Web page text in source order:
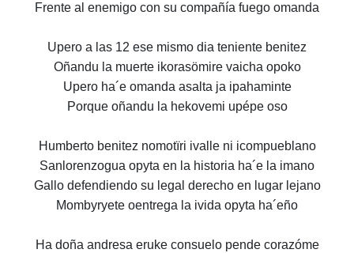
Frente al enemigo con su compañía fuego omanda
Upero a las 12 ese mismo dia teniente benitez
Oñandu la muerte ikorasömire vaicha opoko
Upero ha´e omanda asalta ja ipahaminte
Porque oñandu la hekovemi upépe oso
Humberto benitez nomotïri ivalle ni icompueblano
Sanlorenzogua opyta en la historia ha´e la imano
Gallo defendiendo su legal derecho en lugar lejano
Mombyryete oentrega la ivida opyta ha´eño
Ha doña andresa eruke consuelo pende corazóme